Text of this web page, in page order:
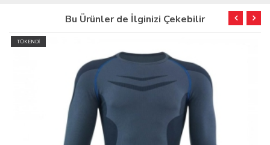
Bu Ürünler de İlginizi Çekebilir
TÜKENDİ